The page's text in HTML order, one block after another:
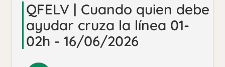
QFELV | Cuando quien debe
ayudar cruza la línea 01-
02h - 16/06/2026